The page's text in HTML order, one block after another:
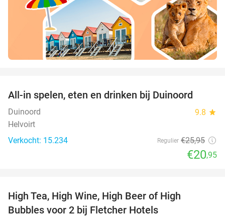
All-in spelen, eten en drinken bij Duinoord
Duinoord 9.8 star
Helvoirt
Verkocht: 15.234
Regulier €25,95
€20,95
High Tea, High Wine, High Beer of High
Bubbles voor 2 bij Fletcher Hotels